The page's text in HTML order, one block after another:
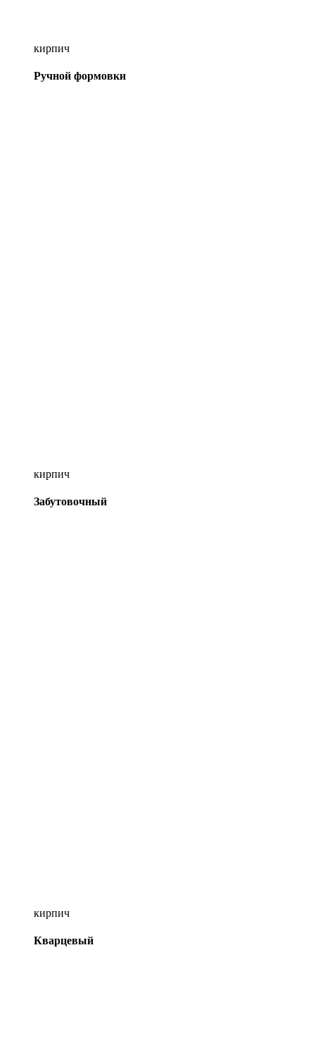
кирпич
Ручной формовки
кирпич
Забутовочный
кирпич
Кварцевый